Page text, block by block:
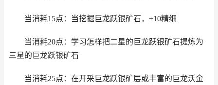
当消耗15点：当挖掘巨龙跃银矿石，+10精细
当消耗20点：学习怎样把二星的巨龙跃银矿石提炼为
三星的巨龙跃银矿石
当消耗25点：在开采巨龙跃银矿层或丰富的巨龙沃金